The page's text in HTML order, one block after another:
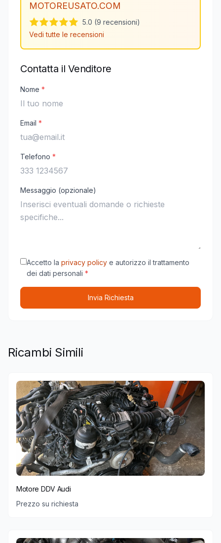
MOTOREUSATO.COM
5.0 (9 recensioni)
Vedi tutte le recensioni
Contatta il Venditore
Nome *
Email *
Telefono *
Messaggio (opzionale)
Accetto la privacy policy e autorizzo il trattamento
dei dati personali *
Invia Richiesta
Ricambi Simili
Motore DDV Audi
Prezzo su richiesta